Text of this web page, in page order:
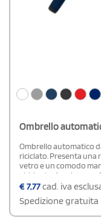
Ombrello
Ombrello automatico
riciclato. Presenta una
vetro e un comodo
abbinato. Ampia
€7,77cad. iva
Spedizione gratuita